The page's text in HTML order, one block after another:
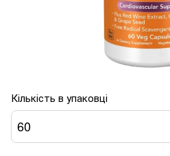
Кількість в упаковці
60